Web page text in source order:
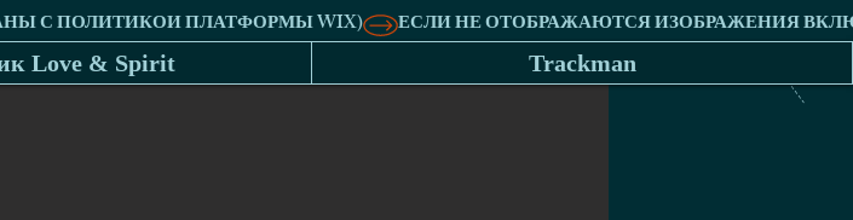
Love & Spirit Trackman